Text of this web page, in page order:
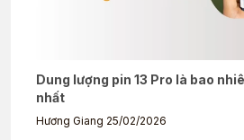
Dung lượng pin 13 Pro là bao
nhất
Hương Giang 25/02/2026